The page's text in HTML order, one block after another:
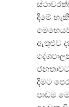
දීමේ
ඇතුළුව
දීමට
පාඩම